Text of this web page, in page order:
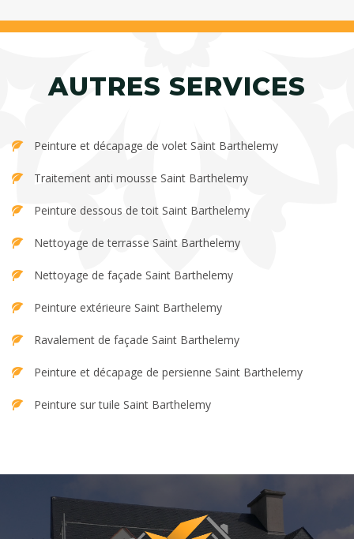
AUTRES SERVICES
Peinture et décapage de volet Saint Barthelemy
Traitement anti mousse Saint Barthelemy
Peinture dessous de toit Saint Barthelemy
Nettoyage de terrasse Saint Barthelemy
Nettoyage de façade Saint Barthelemy
Peinture extérieure Saint Barthelemy
Ravalement de façade Saint Barthelemy
Peinture et décapage de persienne Saint Barthelemy
Peinture sur tuile Saint Barthelemy